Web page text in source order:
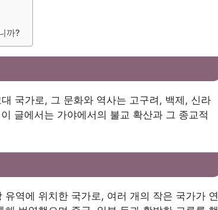
까?
국가로, 그 문화와 역사는 고구려, 백제, 신라
글에서는 가야에서의 불교 확산과 그 종교적
역에 위치한 국가로, 여러 개의 작은 국가가 연